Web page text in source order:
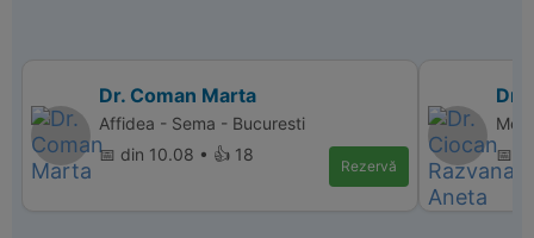
Dr. Coman Marta
Affidea - Sema - Bucuresti
📅 din 10.08 • 👍 18
Rezervă
Dr.
📅